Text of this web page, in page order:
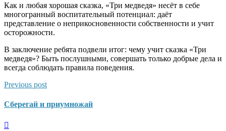
Как и любая хорошая сказка, «Три медведя» несёт в себе
многогранный воспитательный потенциал: даёт
представление о неприкосновенности собственности и учит
осторожности.
В заключение ребята подвели итог: чему учит сказка «Три
медведя»? Быть послушными, совершать только добрые дела и
всегда соблюдать правила поведения.
Previous post
Сберегай и приумножай